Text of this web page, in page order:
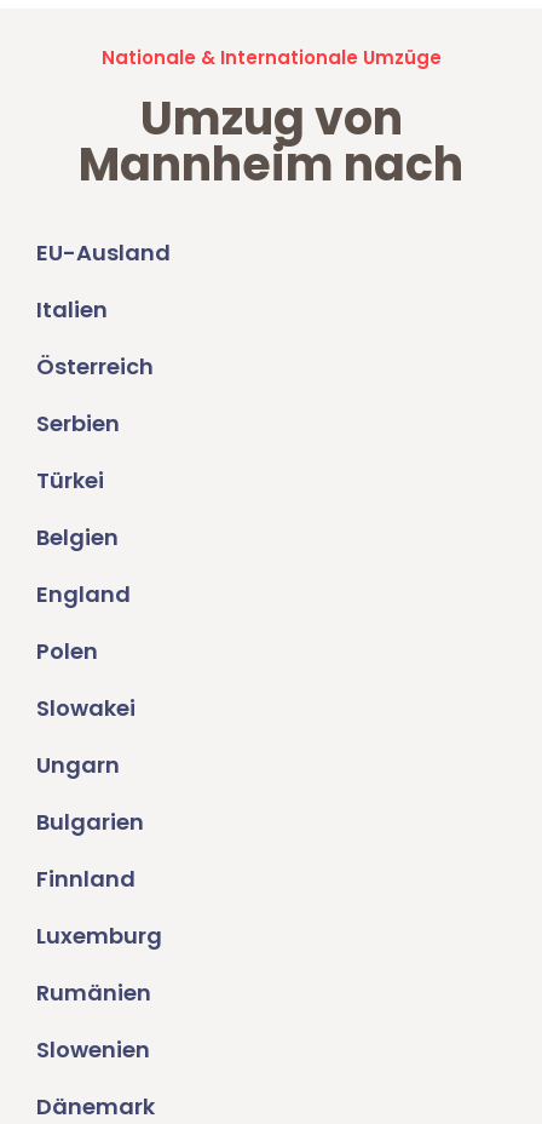
Nationale & Internationale Umzüge
Umzug von
Mannheim nach
EU-Ausland
Italien
Österreich
Serbien
Türkei
Belgien
England
Polen
Slowakei
Ungarn
Bulgarien
Finnland
Luxemburg
Rumänien
Slowenien
Dänemark